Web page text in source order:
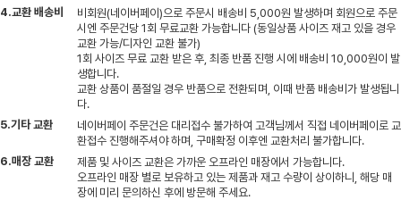
4.교환 배송비
비회원(네이버페이)으로 주문시 배송비 5,000원 발생하며 회원으로 주문
시엔 주문건당 1회 무료교환 가능합니다 (동일상품 사이즈 재고 있을 경우
교환 가능/디자인 교환 불가)
1회 사이즈 무료 교환 받은 후, 최종 반품 진행 시에 배송비 10,000원이 발
생합니다.
교환 상품이 품절일 경우 반품으로 전환되며, 이때 반품 배송비가 발생됩니
다.
5.기타 교환
네이버페이 주문건은 대리접수 불가하여 고객님께서 직접 네이버페이로 교
환접수 진행해주셔야 하며, 구매확정 이후엔 교환처리 불가합니다.
6.매장 교환
제품 및 사이즈 교환은 가까운 오프라인 매장에서 가능합니다.
오프라인 매장 별로 보유하고 있는 제품과 재고 수량이 상이하니, 해당 매
장에 미리 문의하신 후에 방문해 주세요.